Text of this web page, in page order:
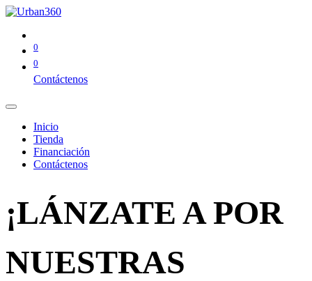
0
0
Contáctenos
Inicio
Tienda
Financiación
Contáctenos
¡LÁNZATE A POR
NUESTRAS